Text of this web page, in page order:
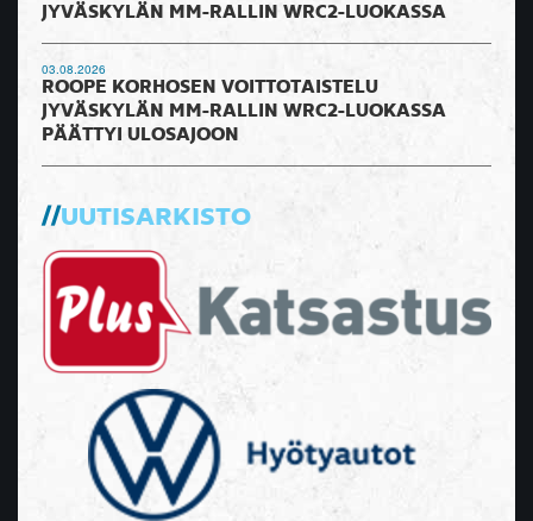
JYVÄSKYLÄN MM-RALLIN WRC2-LUOKASSA
03.08.2026
ROOPE KORHOSEN VOITTOTAISTELU
JYVÄSKYLÄN MM-RALLIN WRC2-LUOKASSA
PÄÄTTYI ULOSAJOON
UUTISARKISTO